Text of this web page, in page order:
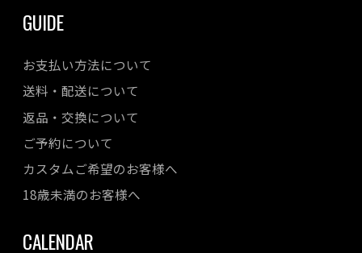
GUIDE
お支払い方法について
送料・配送について
返品・交換について
ご予約について
カスタムご希望のお客様へ
18歳未満のお客様へ
CALENDAR